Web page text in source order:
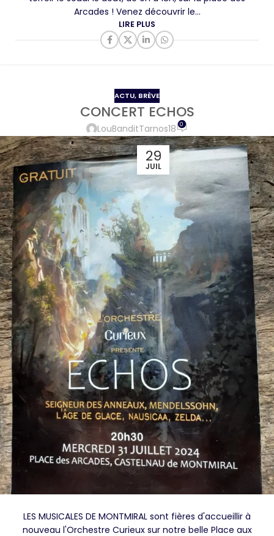
Arcades ! Venez découvrir le...
LIRE PLUS
ACTU, BRÈVE
CONCERT ECHOS
LouBanditTarnos18 0
29
JUIL
LES MUSICALES DE MONTMIRAL sont fières d'accueillir à
nouveau l'Orchestre Curieux sur notre belle Place aux